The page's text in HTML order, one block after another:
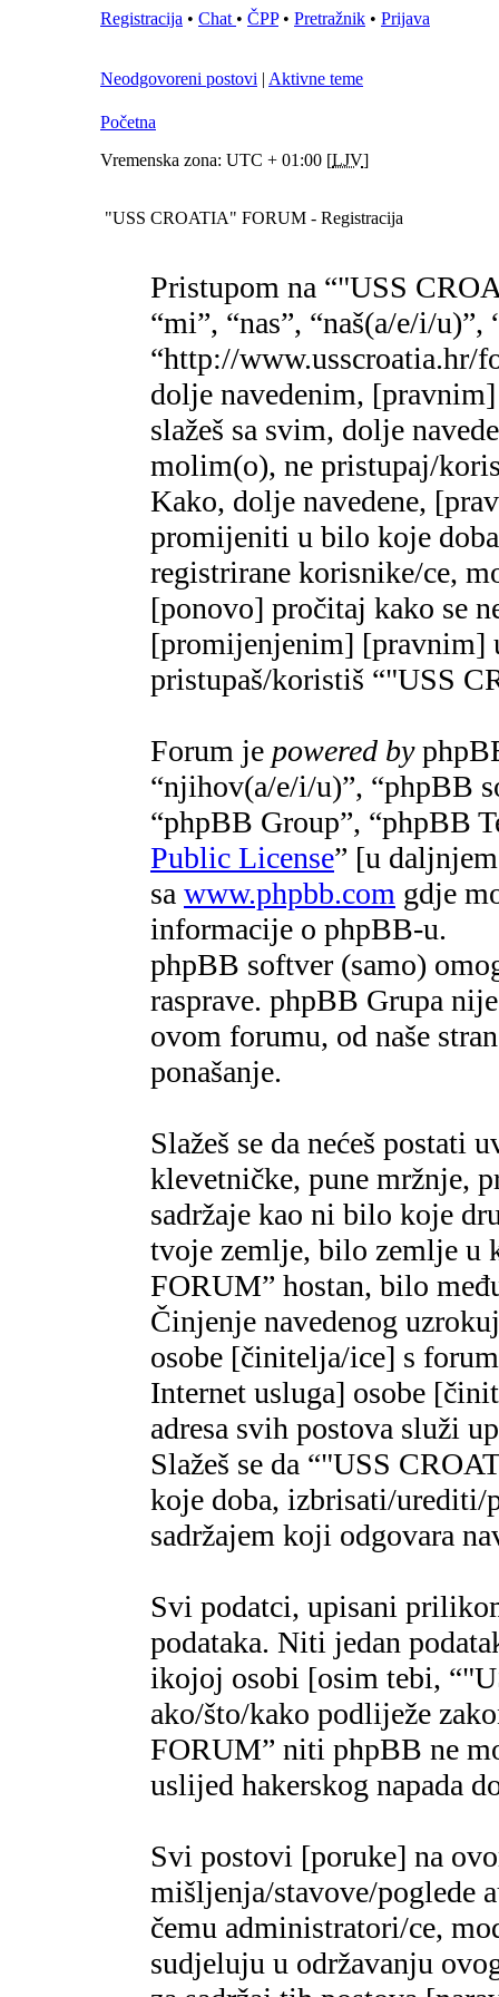
Registracija • Chat • ČPP• Pretražnik • Prijava
Neodgovoreni postovi | Aktivne teme
Početna
Vremenska zona: UTC + 01:00 [LJV]
"USS CROATIA" FORUM - Registracija
Pristupom na “"USS
“mi”, “nas”, “naš(a/e/i/
“http://www.usscroatia.hr/
dolje navedenim,
slažeš sa svim, dolje
molim(o), ne pristupaj/
Kako, dolje navedene,
promijeniti u bilo koje
registrirane korisnike/ce,
[ponovo] pročitaj kako se
[promijenjenim] [pravnim]
pristupaš/koristiš “"USS
Forum je powered by
“njihov(a/e/i/u)”, “phpBB
“phpBB Group”, “phpBB
Public License” [u
sa www.phpbb.com gdje
informacije o phpBB-u.
phpBB softver (samo)
rasprave. phpBB Grupa
ovom forumu, od naše
ponašanje.
Slažeš se da nećeš postati
klevetničke, pune mržnje,
sadržaje kao ni bilo koje
tvoje zemlje, bilo zemlje
FORUM” hostan, bilo
Činjenje navedenog
osobe [činitelja/ice] s
Internet usluga] osobe
adresa svih postova služi
Slažeš se da “"USS
koje doba, izbrisati/urediti/
sadržajem koji odgovara
Svi podatci, upisani
podataka. Niti jedan
ikojoj osobi [osim tebi,
ako/što/kako podliježe
FORUM” niti phpBB ne
uslijed hakerskog napada
Svi postovi [poruke] na
mišljenja/stavove/poglede
čemu administratori/ce,
sudjeluju u održavanju